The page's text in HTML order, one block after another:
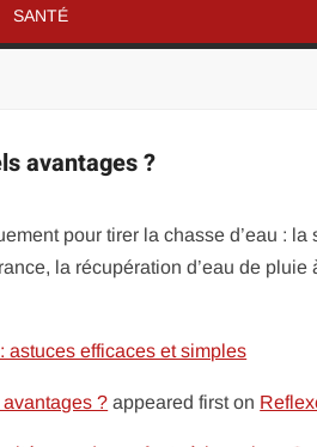
SANTÉ
avantages ?
pour tirer la chasse d’eau : la
la récupération d’eau de pluie
astuces efficaces et simples
? appeared first on